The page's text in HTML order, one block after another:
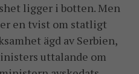
ligger i botten. Men
en tvist om statligt
ägd av Serbien,
uttalande om